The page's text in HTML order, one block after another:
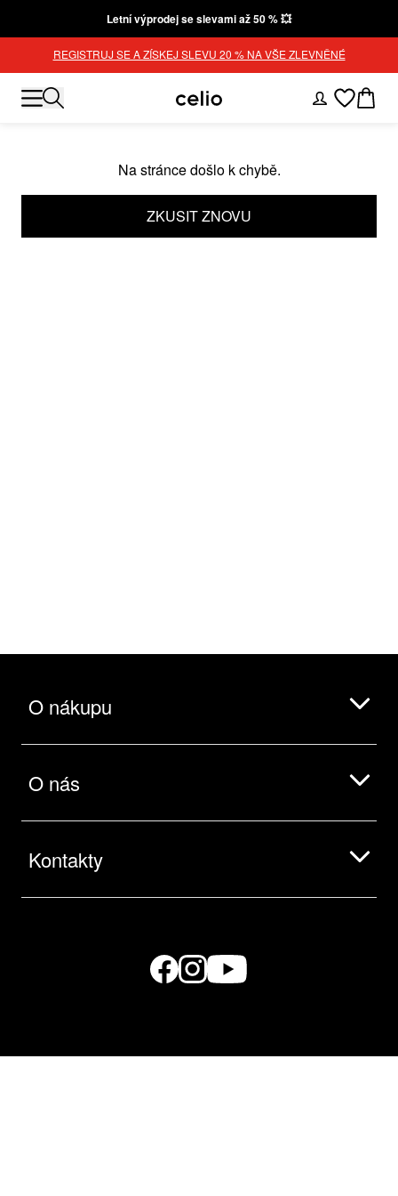
Letní výprodej se slevami až 50 % 💥
REGISTRUJ SE A ZÍSKEJ SLEVU 20 % NA VŠE ZLEVNĚNÉ
Na stránce došlo k chybě.
ZKUSIT ZNOVU
O nákupu
O nás
Kontakty